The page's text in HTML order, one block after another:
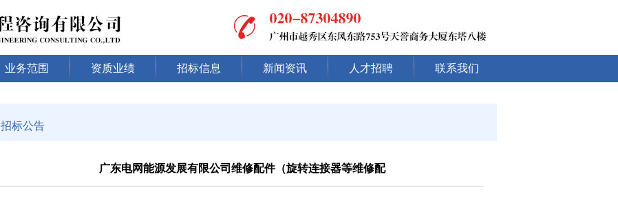
业务范围 资质业绩 招标信息 新闻资讯 人才招聘 联系我们
招标公告
广东电网能源发展有限公司维修配件（旋转连接器等维修配